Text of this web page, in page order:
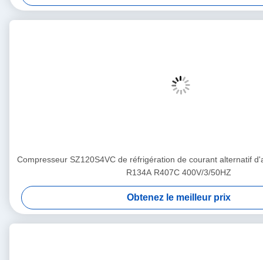
Compresseur SZ120S4VC de réfrigération de courant alternatif
R134A R407C 400V/3/50HZ
Obtenez le meilleur prix